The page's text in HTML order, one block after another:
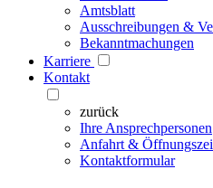
Amtsblatt
Ausschreibungen &
Bekanntmachungen
Karriere
Kontakt
zurück
Ihre Ansprechpersonen
Anfahrt &
Kontaktformular